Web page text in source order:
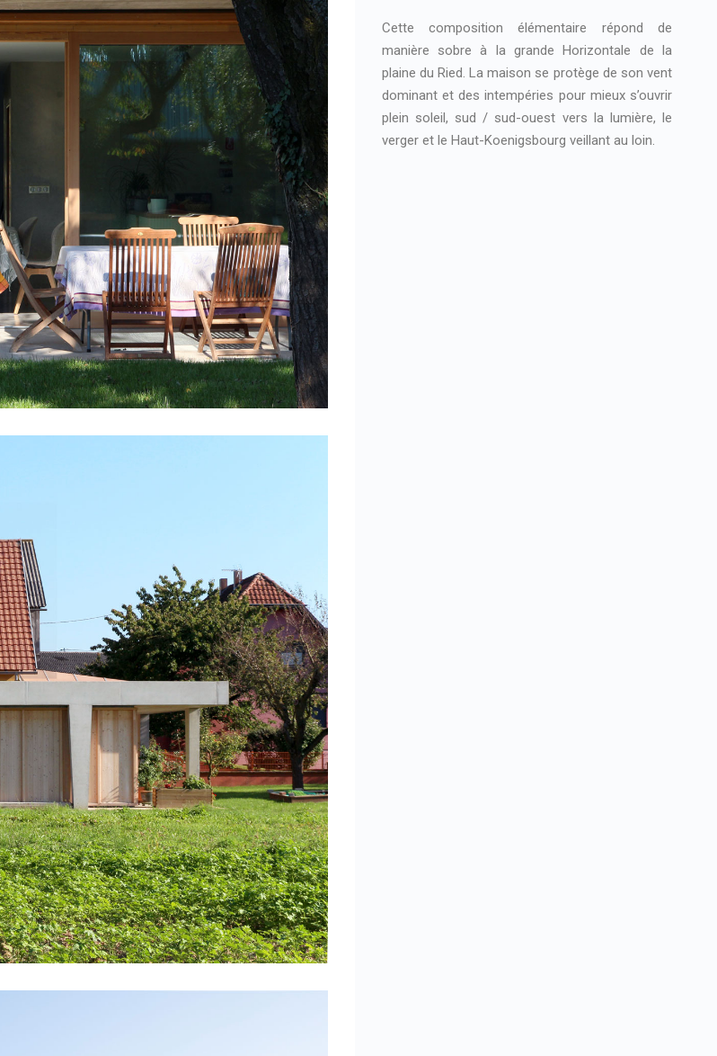
Cette composition élémentaire répond de
manière sobre à la grande Horizontale de la
plaine du Ried. La maison se protège de son vent
dominant et des intempéries pour mieux s’ouvrir
plein soleil, sud / sud-ouest vers la lumière, le
verger et le Haut-Koenigsbourg veillant au loin.